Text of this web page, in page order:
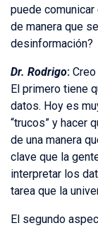
puede
de manera que
desinformación?
Dr. Rodrigo:
El primero tiene
datos. Hoy es
“trucos” y hacer
de una manera
clave que la
interpretar los
tarea que la
El segundo